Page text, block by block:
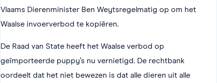
Vlaams Dierenminister Ben Weytsregelmatig op om het
Waalse invoerverbod te kopiëren.
De Raad van State heeft het Waalse verbod op
geïmporteerde puppy’s nu vernietigd. De rechtbank
oordeelt dat het niet bewezen is dat alle dieren uit alle